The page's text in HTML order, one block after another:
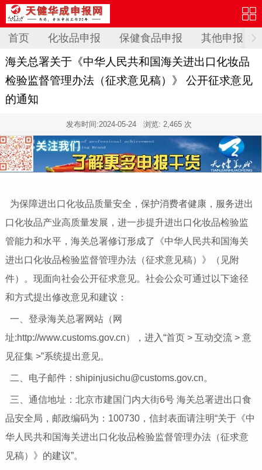
首页 化妆品申报 保健食品申报 其他申报
海关总署关于《中华人民共和国海关进出口化妆品
检验监督管理办法（征求意见稿）》 公开征求意见
的通知
发布时间:2024-05-24 浏览: 2,465 次
为保障进出口化妆品质量安全，保护消费者健康，服务进出
口化妆品产业高质量发展，进一步提升进出口化妆品检验监
管能力和水平，海关总署修订形成了《中华人民共和国海关
进出口化妆品检验监督管理办法（征求意见稿）》（见附
件）。现面向社会公开征求意见。社会公众可通过以下途径
和方式提出修改意见和建议：
一、登录海关总署网站（网
址:http://www.customs.gov.cn），进入“首页 > 互动交流 > 意
见征集 >”系统提出意见。
二、电子邮件：shipinjusichu@customs.gov.cn。
三、通信地址：北京市建国门内大街6号 海关总署进出口食
品安全局，邮政编码为：100730，信封表面请注明“关于《中
华人民共和国海关进出口化妆品检验监督管理办法（征求意
见稿）》的建议”。